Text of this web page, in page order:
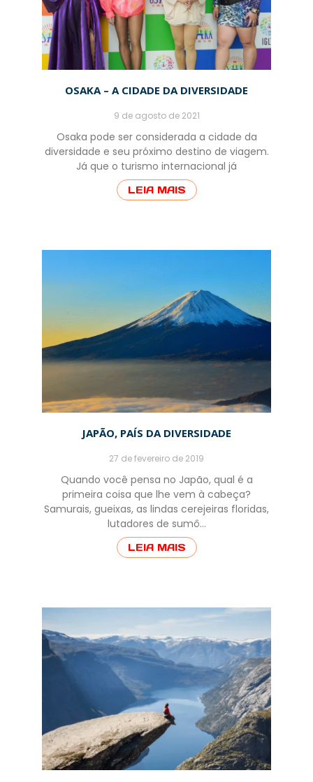
OSAKA – A CIDADE DA DIVERSIDADE
9 de agosto de 2021
Osaka pode ser considerada a cidade da
diversidade e seu próximo destino de viagem.
Já que o turismo internacional já
LEIA MAIS
JAPÃO, PAÍS DA DIVERSIDADE
27 de fevereiro de 2019
Quando você pensa no Japão, qual é a
primeira coisa que lhe vem à cabeça?
Samurais, gueixas, as lindas cerejeiras floridas,
lutadores de sumô…
LEIA MAIS